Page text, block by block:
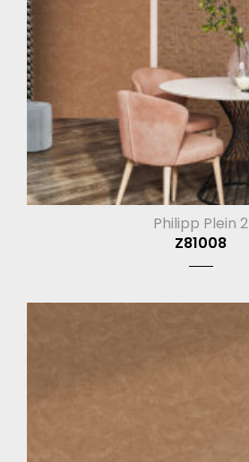
Philipp Plein 2
Z81008